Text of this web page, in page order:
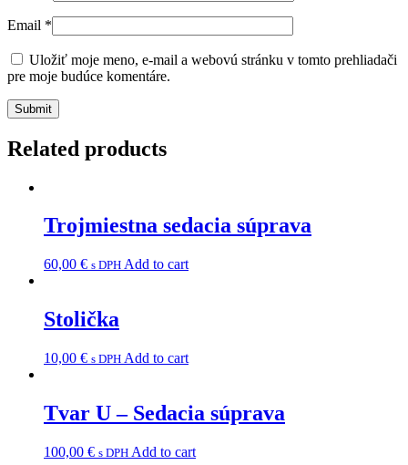
Email *
Uložiť moje meno, e-mail a webovú stránku v tomto prehliadači
pre moje budúce komentáre.
Related products
Trojmiestna sedacia súprava
60,00 € s DPH Add to cart
Stolička
10,00 € s DPH Add to cart
Tvar U – Sedacia súprava
100,00 € s DPH Add to cart